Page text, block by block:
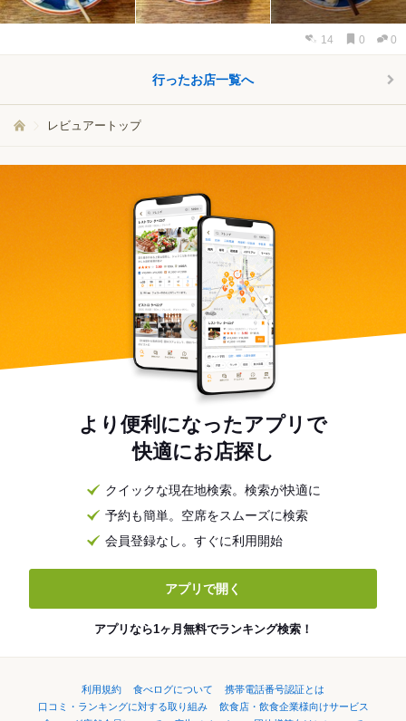
14 0 0
行ったお店一覧へ
レビュアートップ
より便利になったアプリで
快適にお店探し
クイックな現在地検索。検索が快適に
予約も簡単。空席をスムーズに検索
会員登録なし。すぐに利用開始
アプリで開く
アプリなら1ヶ月無料でランキング検索！
利用規約 食べログについて
携帯電話番号認証とは
口コミ・ランキングに対する取り組み
飲食店・飲食企業様向けサービス